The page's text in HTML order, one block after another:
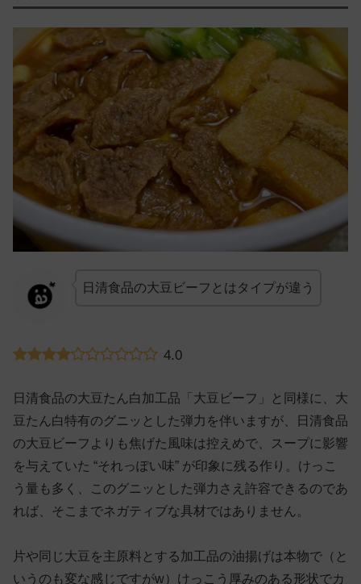
日清食品の大豆ビーフとはタイプが違う
4.0
日清食品の大豆たん白加工品「大豆ビーフ」と同様に、大
豆たん白特有のグニッとした弾力を伴いますが、日清食品
の大豆ビーフよりも焦げた風味は控えめで、スープに影響
を与えていた “それっぽい味” が印象に残る作り。けっこ
う量も多く、このグニッとした弾力さえ許容できるのであ
れば、そこまでネガティブな具材ではありません。
片や同じ大豆を主原料とする加工品の油揚げは本物で（と
いうのも変な感じですがw）けっこう厚みのある形状でカ